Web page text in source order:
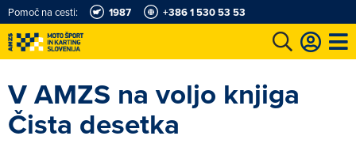
Pomoč na cesti: 1987 +386 1 530 53 53
V AMZS na voljo knjiga
Čista desetka